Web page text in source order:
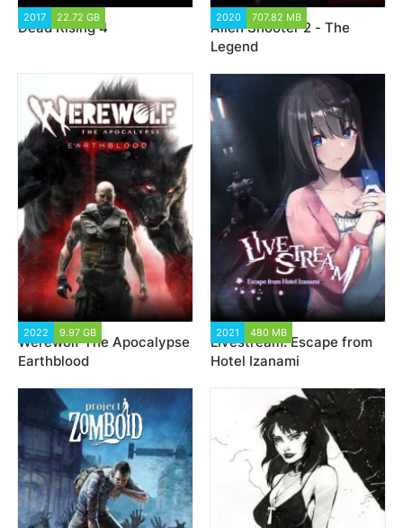
2017 22.72 GB
Dead Rising 4
2020 707.82 MB
Alien Shooter 2 - The
Legend
2022 9.97 GB
Werewolf The Apocalypse
Earthblood
2021 480 MB
Livestream: Escape from
Hotel Izanami